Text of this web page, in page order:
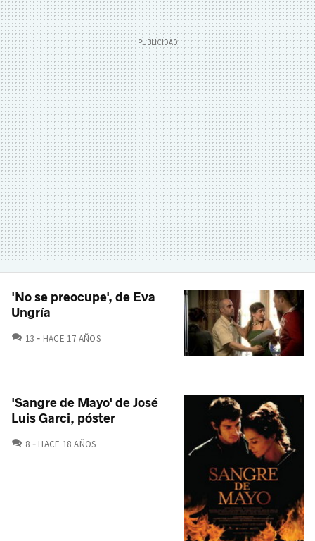
'No se preocupe', de Eva
Ungría
13 COMENTARIOS
HACE 17 AÑOS
'Sangre de Mayo' de José
Luis Garci, póster
8 COMENTARIOS
HACE 18 AÑOS